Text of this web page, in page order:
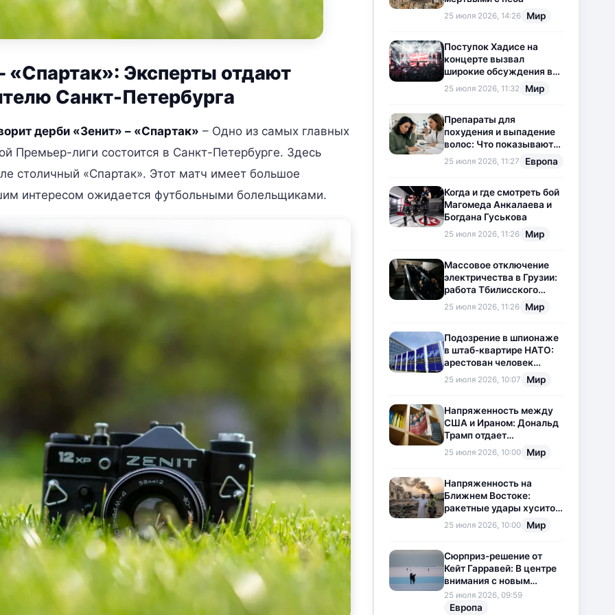
«Спартак»: Эксперты отдают
Санкт-Петербурга
дерби «Зенит» – «Спартак» – Одно из самых главных
Премьер-лиги состоится в Санкт-Петербурге. Здесь
столичный «Спартак». Этот матч имеет большое
интересом ожидается футбольными болельщиками.
25 июля 2026, 14:26 Мир
Поступок Хадисе на
концерте вызвал
широкие обсуждения в
социальных сетях
25 июля 2026, 11:32 Мир
Препараты для
похудения и выпадение
волос: Что показывают
новые исследования?
25 июля 2026, 11:27 Европа
Когда и где смотреть бой
Магомеда Анкалаева и
Богдана Гуськова
25 июля 2026, 11:26 Мир
Массовое отключение
электричества в Грузии:
работа Тбилисского
метрополитена
приостановлена
25 июля 2026, 11:26 Мир
Подозрение в шпионаже
в штаб-квартире НАТО:
арестован человек
китайского
происхождения
25 июля 2026, 10:07 Мир
Напряженность между
США и Ираном: Дональд
Трамп отдает
предпочтение
дипломатии
25 июля 2026, 10:00 Мир
Напряженность на
Ближнем Востоке:
ракетные удары хуситов
по Саудовской Аравии
загоняют ситуацию в
25 июля 2026, 10:00 Мир
Сюрприз-решение от
Кейт Гарравей: В центре
внимания с новым
любовным
приключением
25 июля 2026, 09:59
Европа